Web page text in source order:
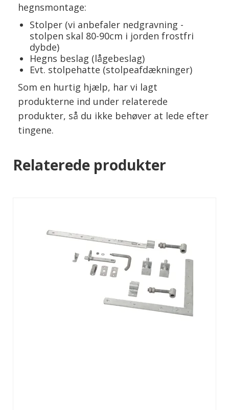
hegnsmontage:
Stolper (vi anbefaler nedgravning -
stolpen skal 80-90cm i jorden frostfri
dybde)
Hegns beslag (lågebeslag)
Evt. stolpehatte (stolpeafdækninger)
Som en hurtig hjælp, har vi lagt
produkterne ind under relaterede
produkter, så du ikke behøver at lede efter
tingene.
Relaterede produkter